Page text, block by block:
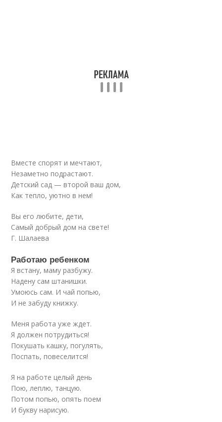
Вместе спорят и мечтают,
Незаметно подрастают.
Детский сад — второй ваш дом,
Как тепло, уютно в нем!
Вы его любите, дети,
Самый добрый дом на свете!
Г. Шалаева
Работаю ребенком
Я встану, маму разбужу.
Надену сам штанишки.
Умоюсь сам. И чай попью,
И не забуду книжку.
Меня работа уже ждет.
Я должен потрудиться!
Покушать кашку, погулять,
Поспать, повеселится!
Я на работе целый день
Пою, леплю, танцую.
Потом попью, опять поем
И букву нарисую.